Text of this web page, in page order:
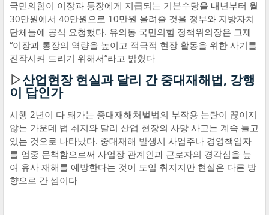
국민의힘이 이장과 통장에게 지급되는 기본수당을 내년부터 월
30만원에서 40만원으로 10만원 올려줄 것을 정부와 지방자치
단체들에 공식 요청했다. 유의동 국민의힘 정책위의장은 그제
“이장과 통장의 역량을 높이고 적극적 현장 활동을 위한 사기를
진작시켜 드리기 위해서”라고 밝혔다
▷산업현장 현실과 달리 간 중대재해법, 강행
이 답인가
시행 2년이 다 돼가는 중대재해처벌법의 부작용 논란이 끊이지
않는 가운데 법 취지와 달리 산업 현장의 사망 사고는 계속 늘고
있는 것으로 나타났다. 중대재해 발생시 사업주나 경영책임자
를 엄중 문책함으로써 사업장 관계인과 근로자의 경각심을 높
여 유사 재해를 예방한다는 것이 도입 취지지만 현실은 다른 방
향으로 간 셈이다